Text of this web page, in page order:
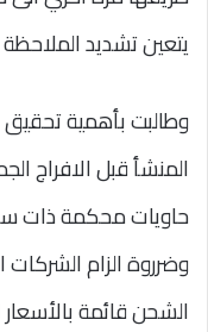
يتعين تشديد
وطالبت بأهمية
المنشأ قبل الافراج
حاويات محكمة ذات
وضرروة الزام
الشحن قائمة